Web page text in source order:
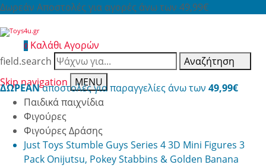
Δωρεάν Αποστολές για αγορές άνω των 49,99€
0 Καλάθι Αγορών
field.search
Αναζήτηση
Skip navigation
MENU
ΔΩΡΕΑΝαποστολές για παραγγελίες άνω των 49,99€
Παιδικά παιχνίδια
Φιγούρες
Φιγούρες Δράσης
Just Toys Stumble Guys Series 4 3D Mini Figures 3
Pack Onijutsu, Pokey Stabbins & Golden Banana